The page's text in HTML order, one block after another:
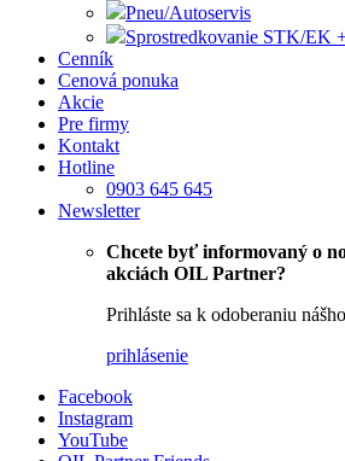
Pneu/Autoservis
Sprostredkovanie STK/EK
Cenník
Cenová ponuka
Akcie
Pre firmy
Kontakt
Hotline
0903 645 645
Newsletter
Chcete byť informovaný o
akciách OIL Partner?
Prihláste sa k odoberaniu
prihlásenie
Facebook
Instagram
YouTube